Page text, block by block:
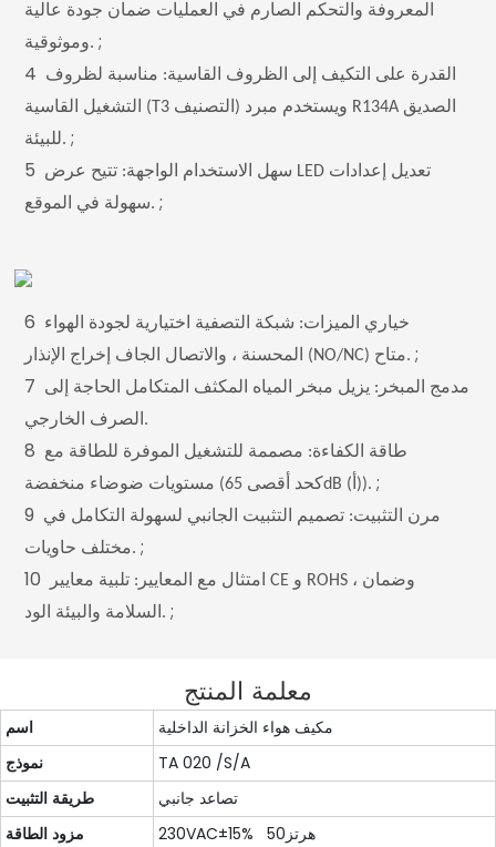
المعروفة والتحكم الصارم في العمليات ضمان جودة عالية
وموثوقية.;
4
التشغيل القاسية (T3 التصنيف) ويستخدم مبرد R134A الصديق
للبيئة.;
5
سهولة في الموقع.;
6
المحسنة ، والاتصال الجاف إخراج الإنذار (NO/NC) متاح.;
7
الصرف الخارجي.
8
مستويات ضوضاء منخفضة (كحد أقصى 65dB (أ)).;
9
مختلف حاويات.;
10
السلامة والبيئة الود.;
معلمة المنتج
اسم
مكيف هواء الخزانة الداخلية
نموذج
TA 020 /S/A
طريقة التثبيت
تصاعد جانبي
مزود الطاقة
230VAC±15% هرتز50